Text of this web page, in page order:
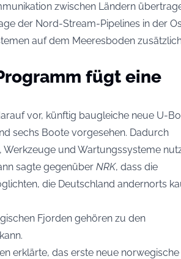
zwischen Ländern
der Nord-Stream-Pipelines in der
auf dem Meeresboden
fügt eine
vor, künftig baugleiche neue U-
sechs Boote vorgesehen. Dadurch
und Wartungssysteme
sagte gegenüber NRK, dass die
die Deutschland andernorts
Fjorden gehören zu den
erklärte, das erste neue